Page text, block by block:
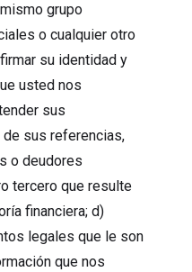
grupo
o cualquier otro
su identidad y
usted nos
sus
sus referencias,
o deudores
tercero que resulte
financiera; d)
legales que le son
que nos